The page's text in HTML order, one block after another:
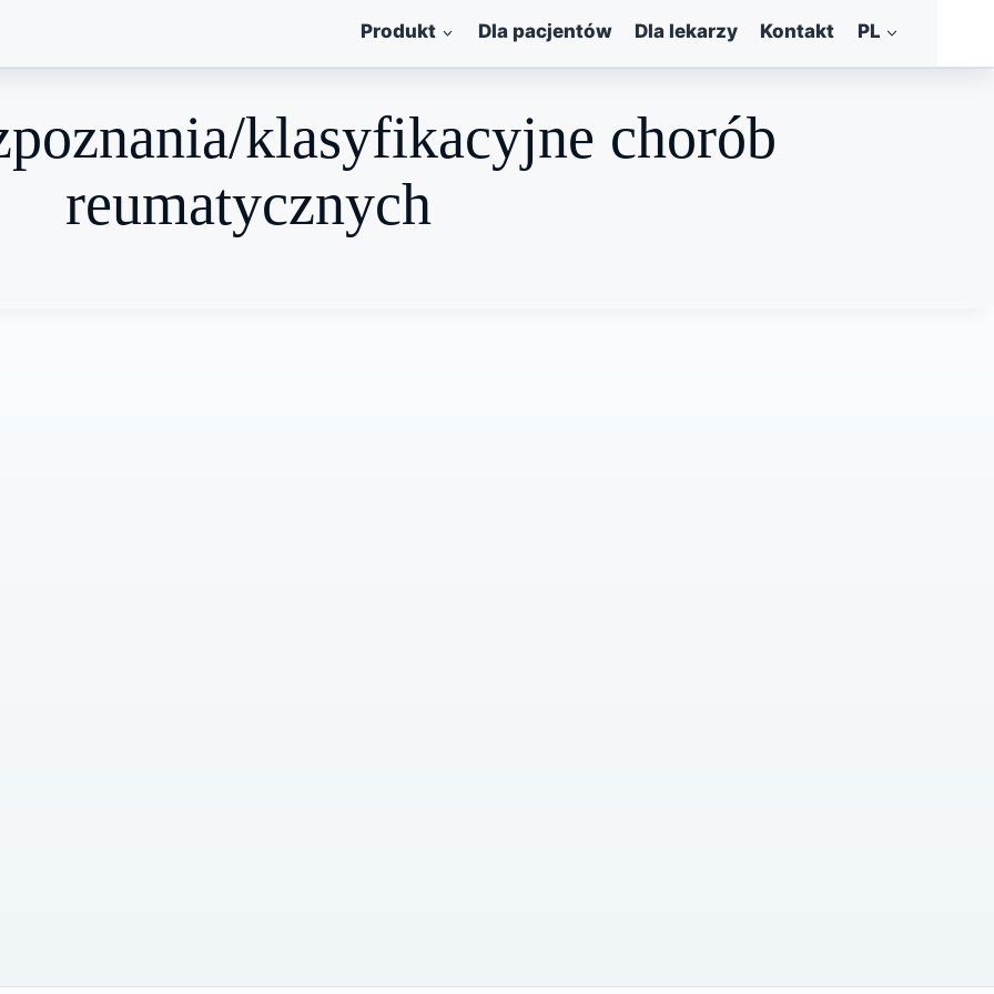
Produkt Dla pacjentów Dla lekarzy Kontakt PL
klasyfikacyjne chorób
reumatycznych